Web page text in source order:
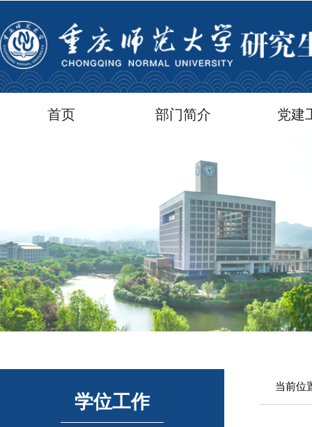
首页 部门简介 党建
学位工作
当前位